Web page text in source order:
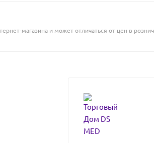
магазина и может отличаться от цен в